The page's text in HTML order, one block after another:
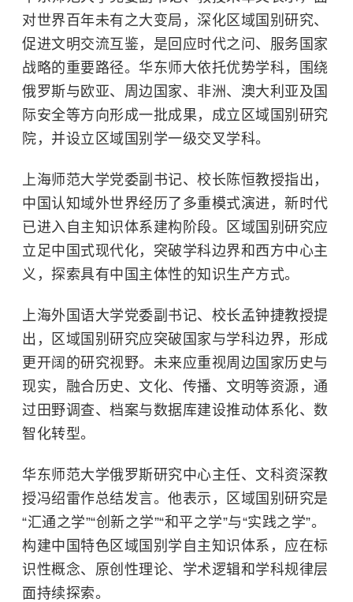
对世界百年未有之大变局，深化区域国别研究、
促进文明交流互鉴，是回应时代之问、服务国家
战略的重要路径。华东师大依托优势学科，围绕
俄罗斯与欧亚、周边国家、非洲、澳大利亚及国
际安全等方向形成一批成果，成立区域国别研究
院，并设立区域国别学一级交叉学科。
上海师范大学党委副书记、校长陈恒教授指出，
中国认知域外世界经历了多重模式演进，新时代
已进入自主知识体系建构阶段。区域国别研究应
立足中国式现代化，突破学科边界和西方中心主
义，探索具有中国主体性的知识生产方式。
上海外国语大学党委副书记、校长孟钟捷教授提
出，区域国别研究应突破国家与学科边界，形成
更开阔的研究视野。未来应重视周边国家历史与
现实，融合历史、文化、传播、文明等资源，通
过田野调查、档案与数据库建设推动体系化、数
智化转型。
华东师范大学俄罗斯研究中心主任、文科资深教
授冯绍雷作总结发言。他表示，区域国别研究是
“汇通之学”“创新之学”“和平之学”与“实践之学”。
构建中国特色区域国别学自主知识体系，应在标
识性概念、原创性理论、学术逻辑和学科规律层
面持续探索。